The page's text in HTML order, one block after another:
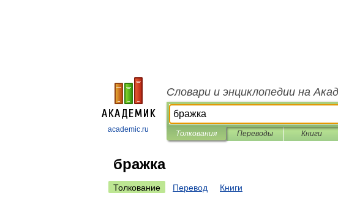
academic.ru
Словари и энциклопедии на
Толкования Переводы Книги
бражка
Толкование Перевод Книги